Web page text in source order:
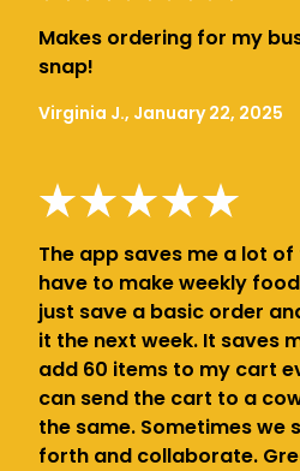
Makes ordering for my
snap!
Virginia J., January 22, 2025
The app saves me a lot of
have to make weekly
just save a basic order
it the next week. It saves
add 60 items to my cart
can send the cart to a
the same. Sometimes we
forth and collaborate.